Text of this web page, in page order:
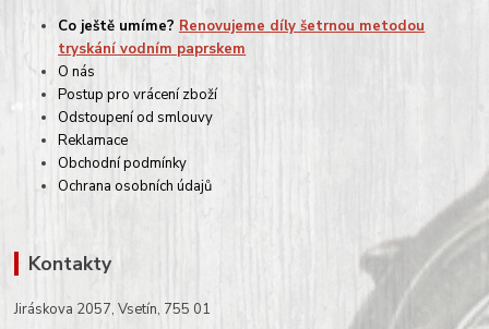
Co ještě umíme? Renovujeme díly šetrnou metodou
tryskání vodním paprskem
O nás
Postup pro vrácení zboží
Odstoupení od smlouvy
Reklamace
Obchodní podmínky
Ochrana osobních údajů
Kontakty
Jiráskova 2057, Vsetín, 755 01